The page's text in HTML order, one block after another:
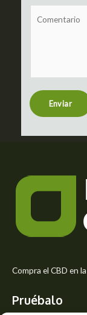
b
t
r
s
e
Enviar
Compra el CBD en
Pruébalo